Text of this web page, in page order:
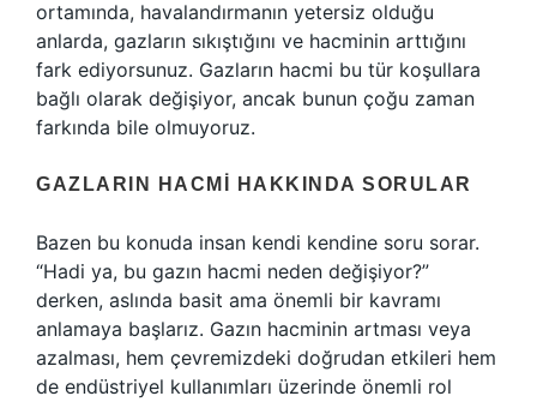
ortamında, havalandırmanın yetersiz olduğu
anlarda, gazların sıkıştığını ve hacminin arttığını
fark ediyorsunuz. Gazların hacmi bu tür koşullara
bağlı olarak değişiyor, ancak bunun çoğu zaman
farkında bile olmuyoruz.
GAZLARIN HACMI HAKKINDA SORULAR
Bazen bu konuda insan kendi kendine soru sorar.
“Hadi ya, bu gazın hacmi neden değişiyor?”
derken, aslında basit ama önemli bir kavramı
anlamaya başlarız. Gazın hacminin artması veya
azalması, hem çevremizdeki doğrudan etkileri hem
de endüstriyel kullanımları üzerinde önemli rol